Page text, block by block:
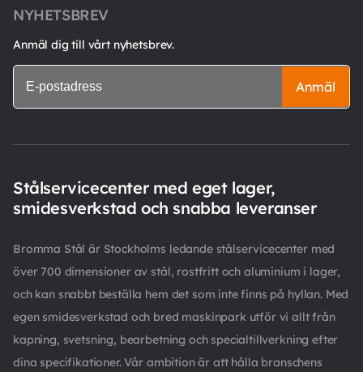
NYHETSBREV
Anmäl dig till vårt nyhetsbrev.
Anmäl
Stålservicecenter med eget lager,
smidesverkstad och snabba leveranser
Bromma Stål är Stockholms ledande stålservicecenter med
över 700 dimensioner av stål, rostfritt och aluminium i lager,
och kan snabbt beställa hem det som inte finns på hyllan. Med
egen smidesverkstad och bred maskinpark utför vi allt från
kapning, svetsning, bearbetning och specialtillverkning efter
dina specifikationer. Vår ambition är att hålla branschens